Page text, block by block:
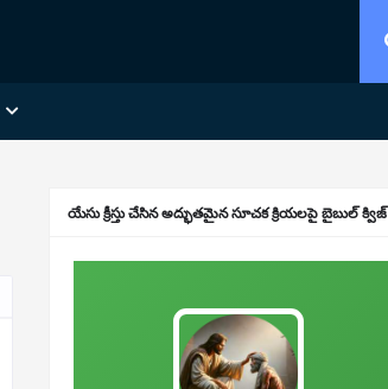
యేసు క్రీస్తు చేసిన అద్భుతమైన సూచక క్రియలపై బైబుల్ క్విజ్